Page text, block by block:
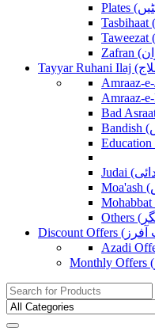
Search
for: